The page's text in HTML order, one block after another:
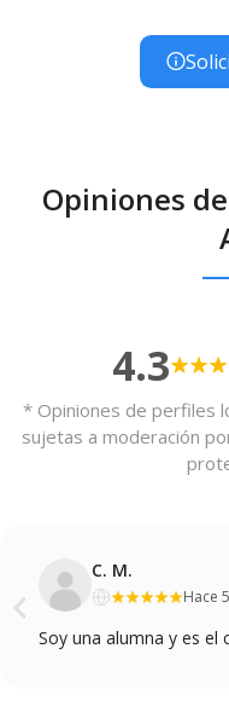
Opiniones
4.3
* Opiniones de perfiles
sujetas a moderación
C. M.
Hace
Soy una alumna y es